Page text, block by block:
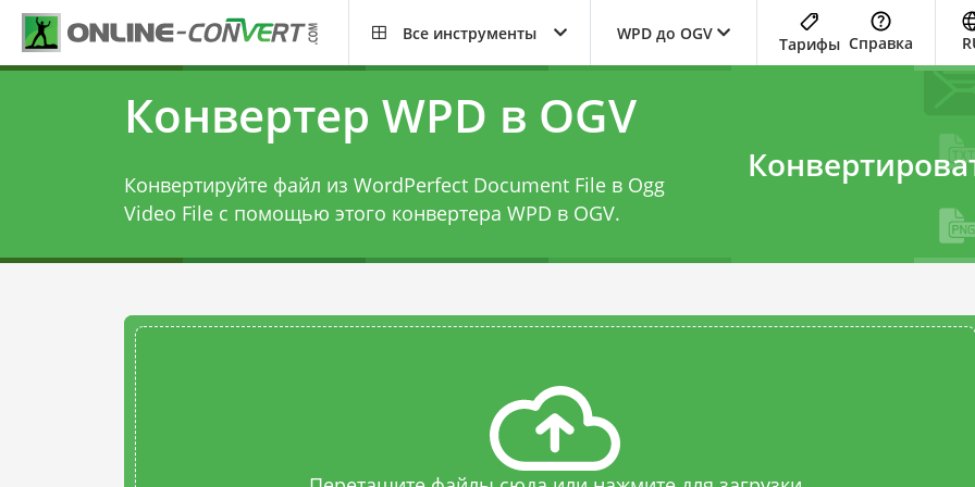
Все инструменты WPD до OGV
Тарифы Справка
Конвертер WPD в OGV
Конвертируйте файл из WordPerfect Document File в Ogg
Video File с помощью этого конвертера WPD в OGV.